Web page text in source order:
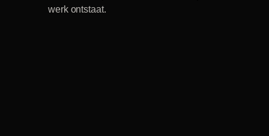
werk ontstaat.